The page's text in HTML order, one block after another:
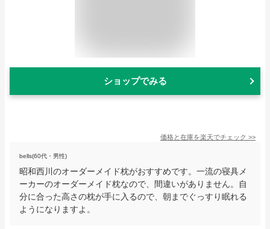
ショップでみる
価格と在庫を楽天でチェック >>
bells(60代・男性)
昭和西川のオーダーメイド枕がおすすめです。一流の寝具メ
ーカーのオーダーメイド枕なので、間違いがありません。自
分に合った高さの枕が手に入るので、朝までぐっすり眠れる
ようになりますよ。